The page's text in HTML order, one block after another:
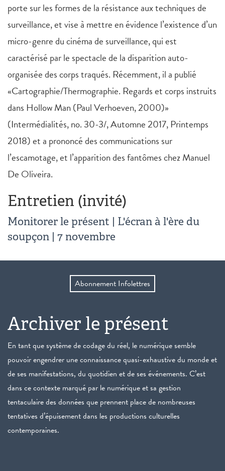
porte sur les formes de la résistance aux techniques de
surveillance, et vise à mettre en évidence l’existence d’un
micro-genre du cinéma de surveillance, qui est
caractérisé par le spectacle de la disparition auto-
organisée des corps traqués. Récemment, il a publié
«Cartographie/Thermographie. Regards et corps instruits
dans Hollow Man (Paul Verhoeven, 2000)»
(Intermédialités, no. 30-3/, Automne 2017, Printemps
2018) et a prononcé des communications sur
l’escamotage, et l’apparition des fantômes chez Manuel
De Oliveira.
Entretien (invité)
Monitorer le présent | L'écran à l'ère du
soupçon | 7 novembre
Abonnement Infolettres
Archiver le présent
En tant que système de codage du réel, le numérique semble
pouvoir engendrer une connaissance quasi-exhaustive du monde et
de ses manifestations, du quotidien et de ses événements. C’est
dans ce contexte marqué par le numérique et sa gestion
tentaculaire des données que prennent place de nombreuses
tentatives d’épuisement dans les productions culturelles
contemporaines.